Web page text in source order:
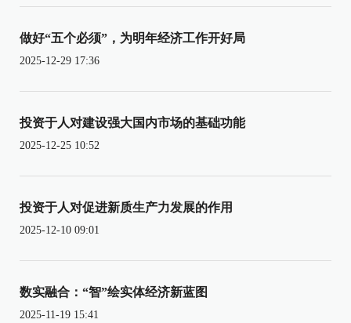
做好“五个必须”，为明年经济工作开好局
2025-12-29 17:36
投资于人对建设强大国内市场的基础功能
2025-12-25 10:52
投资于人对促进新质生产力发展的作用
2025-12-10 09:01
数实融合：“智”绘实体经济新蓝图
2025-11-19 15:41